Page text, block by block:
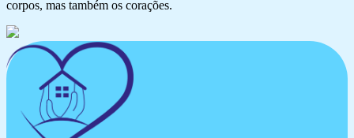
corpos, mas também os corações.